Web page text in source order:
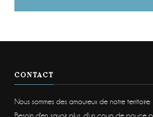
CONTACT
Nous sommes des amoureux de notre territoire.
Besoin d'en savoir plus, d'un coup de pouce